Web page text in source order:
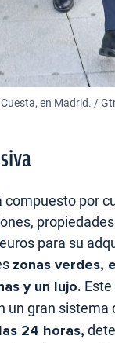
en Madrid. /
compuesto por
para su
zonas verdes,
y un lujo. Este
un gran sistema
24 horas,